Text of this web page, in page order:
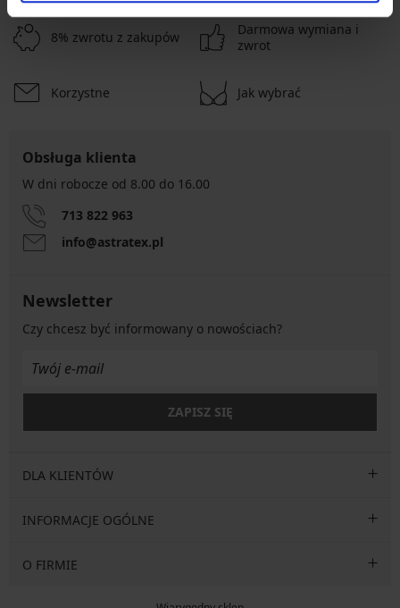
8% zwrotu z zakupów
Darmowa wymiana i
zwrot
Korzystne Jak wybrać
Obsługa klienta
W dni robocze od 8.00 do 16.00
713 822 963
info@astratex.pl
Newsletter
Czy chcesz być informowany o nowościach?
ZAPISZ SIĘ
DLA KLIENTÓW
INFORMACJE OGÓLNE
O FIRMIE